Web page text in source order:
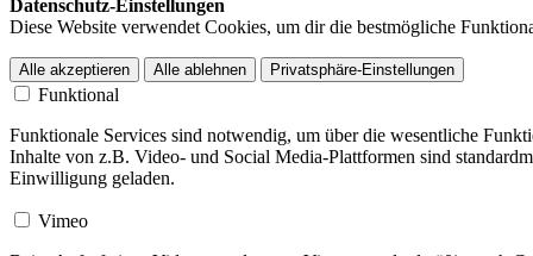
Datenschutz-Einstellungen
Diese Website verwendet Cookies, um dir die bestmögliche
Alle akzeptieren Alle ablehnen Privatsphäre-Einstellungen
Funktional
Funktionale Services sind notwendig, um über die wesentliche
Inhalte von z.B. Video- und Social Media-Plattformen sind
Einwilligung geladen.
Vimeo